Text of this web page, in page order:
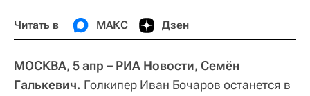
Читать в МАКС Дзен
МОСКВА, 5 апр – РИА Новости, Семён
Галькевич. Голкипер Иван Бочаров останется в